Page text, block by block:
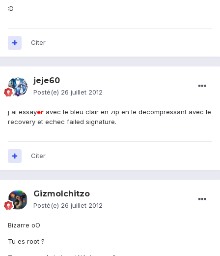
:D
Citer
jeje60
Posté(e) 26 juillet 2012
j ai essayer avec le bleu clair en zip en le decompressant avec le
recovery et echec failed signature.
Citer
GizmoIchitzo
Posté(e) 26 juillet 2012
Bizarre oO
Tu es root ?